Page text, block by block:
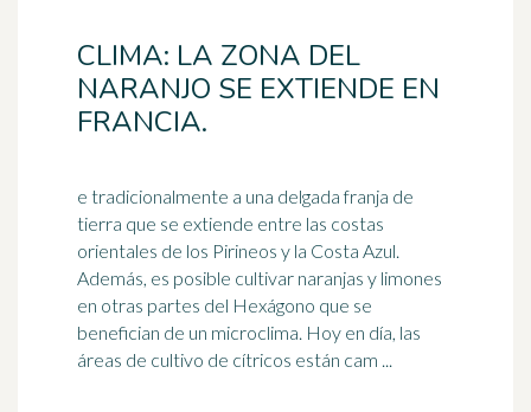
CLIMA: LA ZONA DEL
NARANJO SE EXTIENDE EN
FRANCIA.
e tradicionalmente a una delgada franja de
tierra que se extiende entre las costas
orientales de los Pirineos y la Costa Azul.
Además, es posible cultivar naranjas y limones
en otras partes del Hexágono que se
benefician de un microclima. Hoy en día, las
áreas de cultivo de cítricos están cam ...